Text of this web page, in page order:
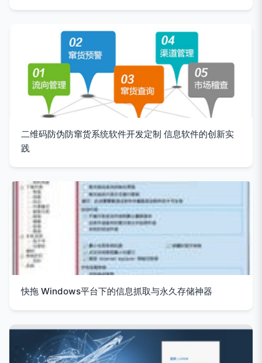
二维码防伪防窜货系统软件开发定制 信息软件的创新实
践
快拖 Windows平台下的信息抓取与永久存储神器